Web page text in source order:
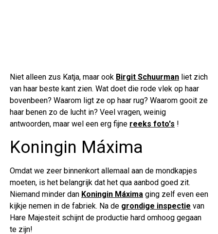
Niet alleen zus Katja, maar ook Birgit Schuurman liet zich
van haar beste kant zien. Wat doet die rode vlek op haar
bovenbeen? Waarom ligt ze op haar rug? Waarom gooit ze
haar benen zo de lucht in? Veel vragen, weinig
antwoorden, maar wel een erg fijne reeks foto's !
Koningin Máxima
Omdat we zeer binnenkort allemaal aan de mondkapjes
moeten, is het belangrijk dat het qua aanbod goed zit.
Niemand minder dan Koningin Máxima ging zelf even een
kijkje nemen in de fabriek. Na de grondige inspectie van
Hare Majesteit schijnt de productie hard omhoog gegaan
te zijn!